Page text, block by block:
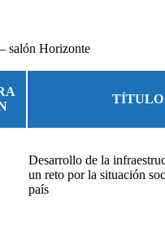
salón Horizonte
TÍTULO
Desarrollo de la
un reto por la situación
país